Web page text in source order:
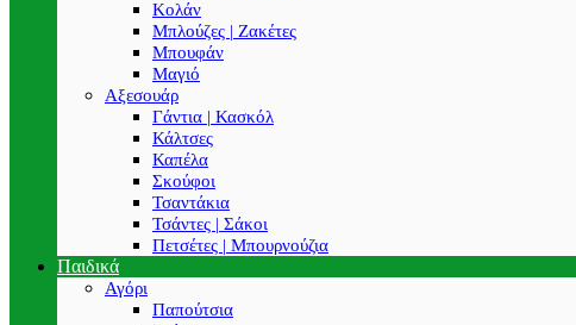
Κολάν
Μπλούζες | Ζακέτες
Μπουφάν
Μαγιό
Αξεσουάρ
Γάντια | Κασκόλ
Κάλτσες
Καπέλα
Σκούφοι
Τσαντάκια
Τσάντες | Σάκοι
Πετσέτες | Μπουρνούζια
Παιδικά
Αγόρι
Παπούτσια